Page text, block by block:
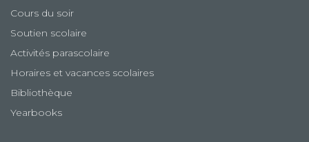
Cours du soir
Soutien scolaire
Activités parascolaire
Horaires et vacances scolaires
Bibliothèque
Yearbooks